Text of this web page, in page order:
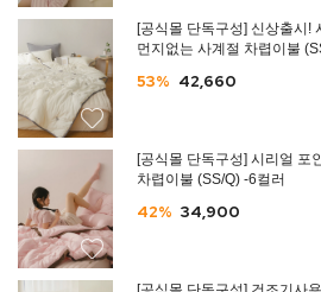
[공식몰 단독구성] 신상출시!
먼지없는 사계절 차렵이불
53% 42,660
[공식몰 단독구성] 시리얼 포
차렵이불 (SS/Q) -6컬러
42% 34,900